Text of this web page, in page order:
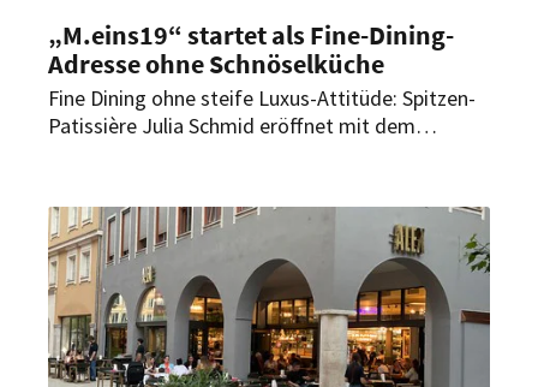
„M.eins19“ startet als Fine-Dining-
Adresse ohne Schnöselküche
Fine Dining ohne steife Luxus-Attitüde: Spitzen-
Patissière Julia Schmid eröffnet mit dem
fairen Preisen und monatlichen Gastkoch-
Events.